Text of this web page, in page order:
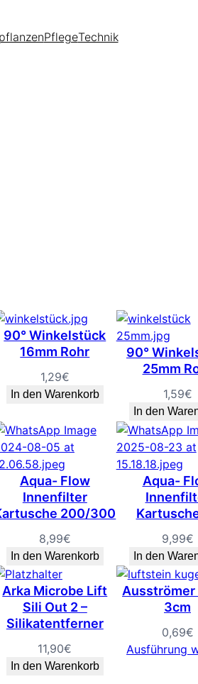
PflegeTechnik
90° Winkelstück
16mm Rohr
1,29€
In den Warenkorb
90°
25mm
1,59€
In den
Aqua- Flow
Innenfilter
200/300
8,99€
In den Warenkorb
Aqua-
9,99€
In den
Arka Microbe Lift
Sili Out 2 –
Silikatentferner
11,90€
In den Warenkorb
Ausströmer
3cm
0,69€
Ausführung